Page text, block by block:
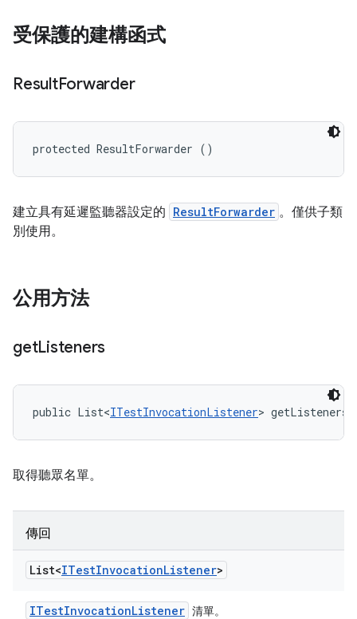
受保護的建構函式
ResultForwarder
protected ResultForwarder ()
建立具有延遲監聽器設定的 ResultForwarder 。僅供子類
別使用。
公用方法
getListeners
public List<ITestInvocationListener>
取得聽眾名單。
傳回
List<ITestInvocationListener>
ITestInvocationListener 清單。